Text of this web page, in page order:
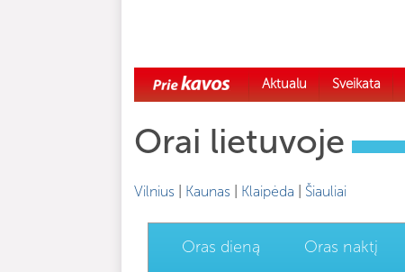
Aktualu Sveikata
Orai lietuvoje
Vilnius Kaunas Klaipėda Šiauliai
Oras dieną Oras naktį